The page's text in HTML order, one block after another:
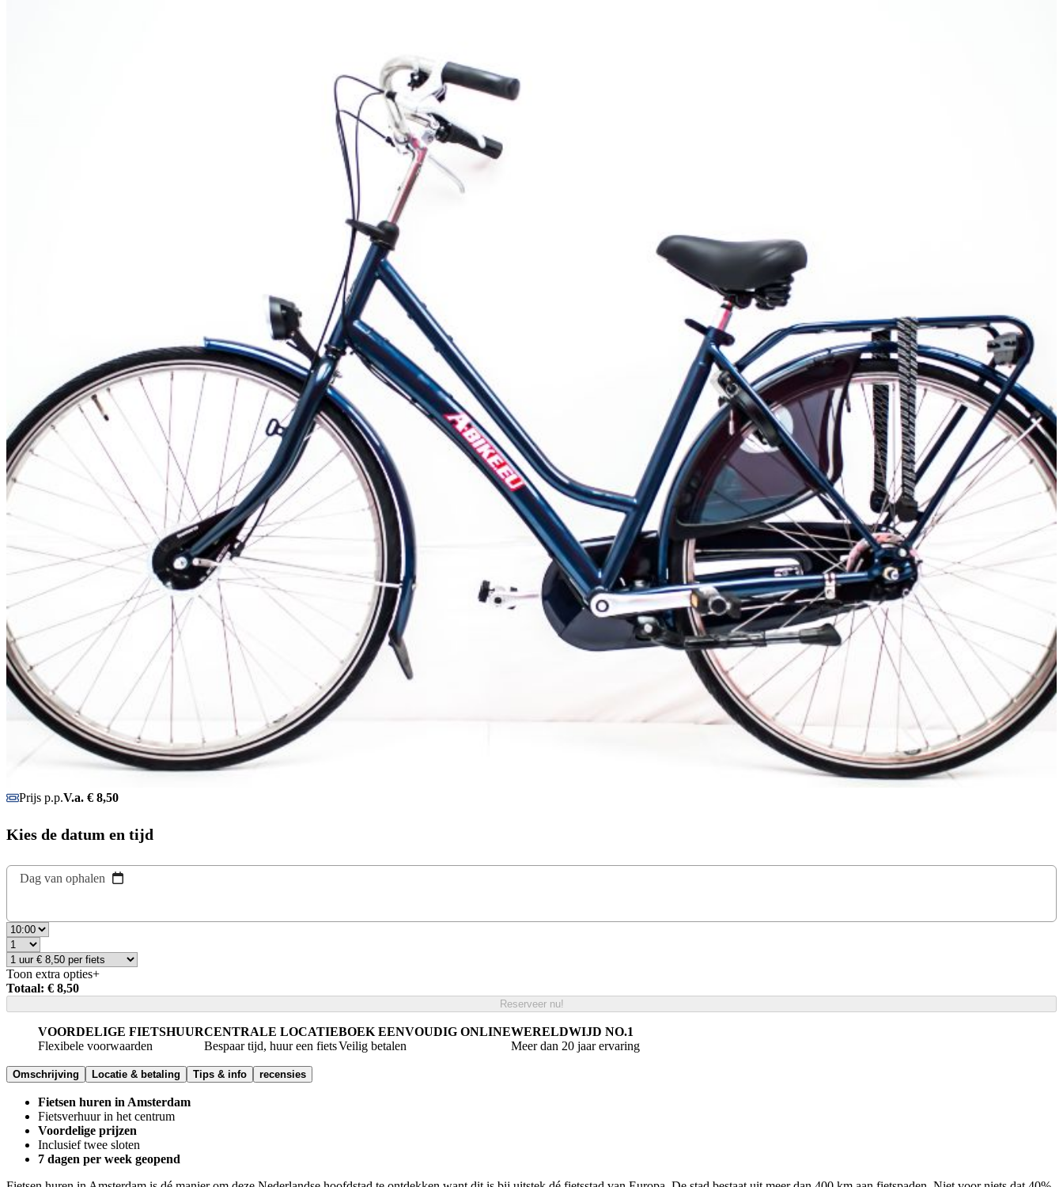
Prijs p.p.V.a. € 8,50
Kies de datum en tijd
Dag van ophalen
Toon extra opties+
Totaal: € 8,50
Reserveer nu!
VOORDELIGE FIETSHUUR
Flexibele voorwaarden
CENTRALE LOCATIE
Bespaar tijd, huur een fiets
BOEK EENVOUDIG ONLINE
Veilig betalen
WERELDWIJD NO.1
Meer dan 20 jaar ervaring
Omschrijving Locatie & betaling Tips & info recensies
Fietsen huren in Amsterdam
Fietsverhuur in het centrum
Voordelige prijzen
Inclusief twee sloten
7 dagen per week geopend